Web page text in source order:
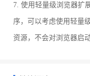
7. 使用轻量级浏览器扩
序，可以考虑使用轻量
资源，不会对浏览器启